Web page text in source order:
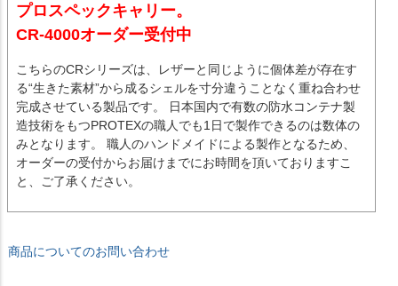
プロスペックキャリー。
CR-4000オーダー受付中
こちらのCRシリーズは、レザーと同じように個体差が存在す
る“生きた素材”から成るシェルを寸分違うことなく重ね合わせ
完成させている製品です。 日本国内で有数の防水コンテナ製
造技術をもつPROTEXの職人でも1日で製作できるのは数体の
みとなります。 職人のハンドメイドによる製作となるため、
オーダーの受付からお届けまでにお時間を頂いておりますこ
と、ご了承ください。
商品についてのお問い合わせ